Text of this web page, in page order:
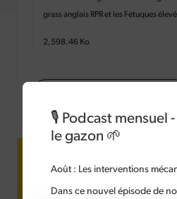
grass anglais RPR et les Fétuques
2,598.46 Ko
Barenbrug
Barenbrug dans votre boîte mail !
🎙️ Podcast mensuel
le gazon 🌱
Août : Les interventions
Dans ce nouvel épisode de